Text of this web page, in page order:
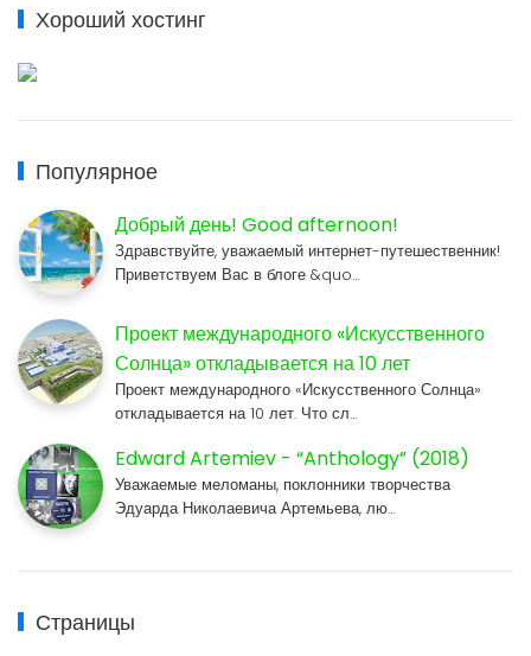
Хороший хостинг
Популярное
Добрый день! Good afternoon!
Здравствуйте, уважаемый интернет-путешественник!
Приветствуем Вас в блоге &quo…
Проект международного «Искусственного
Солнца» откладывается на 10 лет
Проект международного «Искусственного Солнца»
откладывается на 10 лет. Что сл…
Edward Artemiev - “Anthology” (2018)
Уважаемые меломаны, поклонники творчества
Эдуарда Николаевича Артемьева, лю…
Страницы